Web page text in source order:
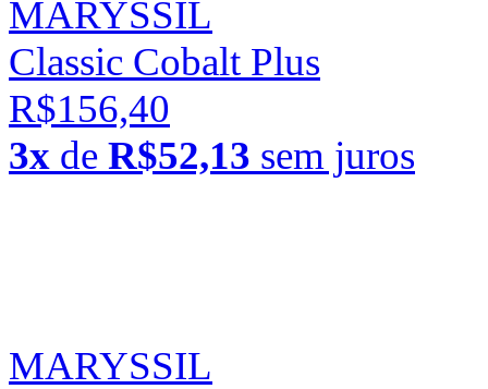
MARYSSIL
Classic Cobalt Plus
R$156,40
3x de R$52,13 sem juros
MARYSSIL